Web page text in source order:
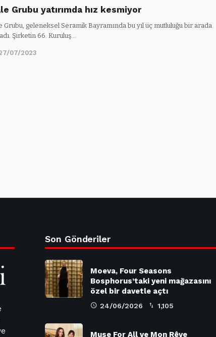
Grubu yatırımda hız kesmiyor
Grubu, geleneksel Seramik Bayramında bu yıl üç mutluluğu bir arada
Şirketin 66. Kuruluş…
07/2023
Son Gönderiler
Moeva, Four Seasons
Bosphorus’taki yeni mağazasını
özel bir davetle açtı
24/06/2026 1,105
Muse For All ve Mon Rêve